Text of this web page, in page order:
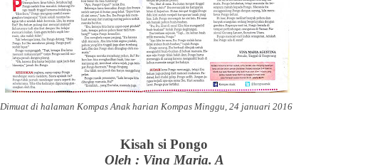
Dimuat di halaman Kompas Anak harian Kompas Minggu, 24 januari 2016
Kisah si Pongo
Oleh : Vina Maria. A